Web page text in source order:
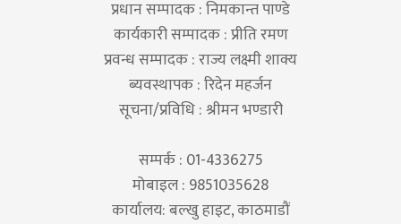
प्रधान सम्पादक : निमकान्त पाण्डे
कार्यकारी सम्पादक : प्रीति रमण
प्रवन्ध सम्पादक : राज्य लक्ष्मी शाक्य
ब्यवस्थापक : रिदेन महर्जन
सूचना/प्रविधि : श्रीमन भण्डारी
सम्पर्क : 01-4336275
मोबाइल : 9851035628
कार्यालय: बल्खु हाइट, काठमाडौं